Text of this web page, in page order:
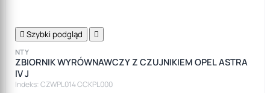
 Szybki podgląd 
NTY
ZBIORNIK WYRÓWNAWCZY Z CZUJNIKIEM OPEL ASTRA
IV J
Indeks: CZWPL014 CCKPL000